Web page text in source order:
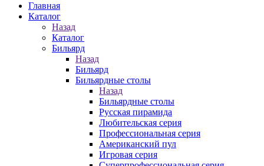
Главная
Каталог
Назад
Каталог
Бильярд
Назад
Бильярд
Бильярдные столы
Назад
Бильярдные столы
Русская пирамида
Любительская серия
Профессиональная серия
Американский пул
Игровая серия